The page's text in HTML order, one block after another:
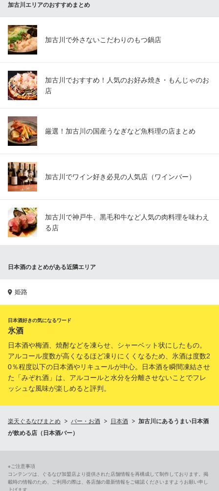
加古川エリアのおすすめまとめ
加古川で外さないこだわりのもつ鍋店
加古川でおすすめ！人気のお好み焼き・もんじゃのお
店
厳選！加古川の国産うなぎなど魚料理の店まとめ
加古川でワイン好き必見の人気店（ワインバー）
加古川で神戸牛、黒毛和牛など人気の肉料理を味わえ
る店
日本酒のまとめがある近隣エリア
姫路
日本酒好きの気になるワード
氷酒
日本酒や梅酒、焼酎などを凍らせ、シャーベット状にしたもの。
アルコール度数が高くなるほど凍りにくくなるため、氷酒は度数2
0％程度以下の日本酒やリキュールが中心。日本酒を瞬間凍結させ
た「みぞれ酒」は、アルコールと水分を分離させないことでフレ
ッシュな風味が楽しめると評判。
楽天ぐるなびまとめ バー・お酒 日本酒
加古川にあるうまい日本酒
が飲める店（日本酒バー）
※ご注意事項
コンテンツは、ぐるなび加盟店より提供された店舗情報を再構成して制作しております。掲
載時の情報のため、ご利用の際は、各店舗の最新情報をご確認くださいますようお願い申し
上げます。